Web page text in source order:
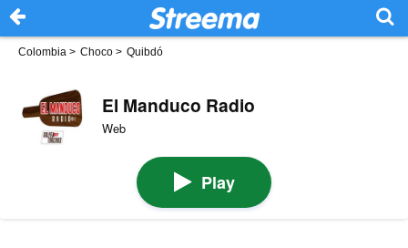
Colombia > Choco > Quibdó
El Manduco Radio
Web
Play